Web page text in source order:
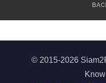
© 2015-2026